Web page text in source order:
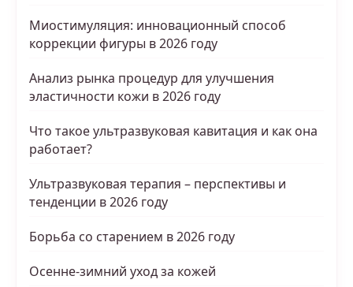
Миостимуляция: инновационный способ
коррекции фигуры в 2026 году
Анализ рынка процедур для улучшения
эластичности кожи в 2026 году
Что такое ультразвуковая кавитация и как она
работает?
Ультразвуковая терапия – перспективы и
тенденции в 2026 году
Борьба со старением в 2026 году
Осенне-зимний уход за кожей